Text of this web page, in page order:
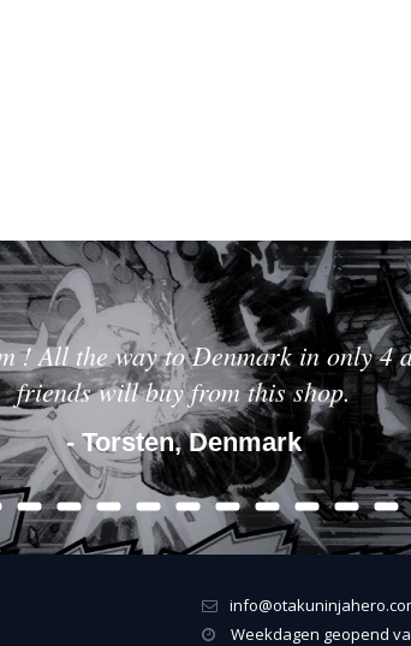
! All the way to Denmark in only
friends will buy from this shop.
- Torsten, Denmark
Weekdagen geopend